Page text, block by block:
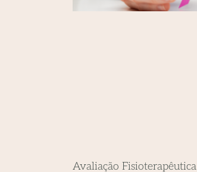
Avaliação Fisioterapêutica